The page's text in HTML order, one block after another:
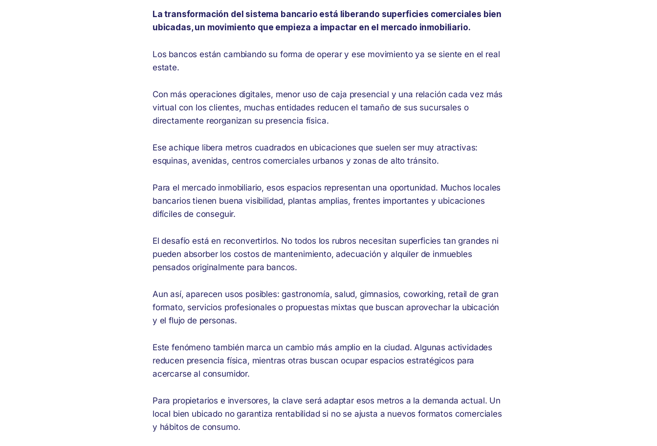
La transformación del sistema bancario está liberando superficies comerciales bien
ubicadas, un movimiento que empieza a impactar en el mercado inmobiliario.
Los bancos están cambiando su forma de operar y ese movimiento ya se siente en el real
estate.
Con más operaciones digitales, menor uso de caja presencial y una relación cada vez más
virtual con los clientes, muchas entidades reducen el tamaño de sus sucursales o
directamente reorganizan su presencia física.
Ese achique libera metros cuadrados en ubicaciones que suelen ser muy atractivas:
esquinas, avenidas, centros comerciales urbanos y zonas de alto tránsito.
Para el mercado inmobiliario, esos espacios representan una oportunidad. Muchos locales
bancarios tienen buena visibilidad, plantas amplias, frentes importantes y ubicaciones
difíciles de conseguir.
El desafío está en reconvertirlos. No todos los rubros necesitan superficies tan grandes ni
pueden absorber los costos de mantenimiento, adecuación y alquiler de inmuebles
pensados originalmente para bancos.
Aun así, aparecen usos posibles: gastronomía, salud, gimnasios, coworking, retail de gran
formato, servicios profesionales o propuestas mixtas que buscan aprovechar la ubicación
y el flujo de personas.
Este fenómeno también marca un cambio más amplio en la ciudad. Algunas actividades
reducen presencia física, mientras otras buscan ocupar espacios estratégicos para
acercarse al consumidor.
Para propietarios e inversores, la clave será adaptar esos metros a la demanda actual. Un
local bien ubicado no garantiza rentabilidad si no se ajusta a nuevos formatos comerciales
y hábitos de consumo.